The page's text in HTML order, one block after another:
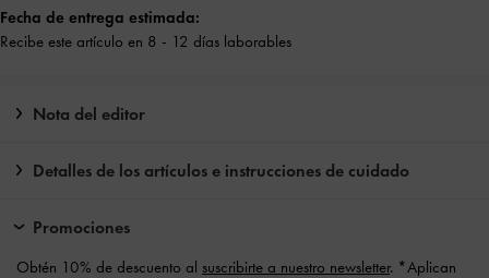
Fecha de entrega estimada:
Recibe este artículo en 8 - 12 días laborables
Nota del editor
Detalles de los artículos e instrucciones de cuidado
Promociones
Obtén 10% de descuento al suscribirte a nuestro newsletter. *Aplican